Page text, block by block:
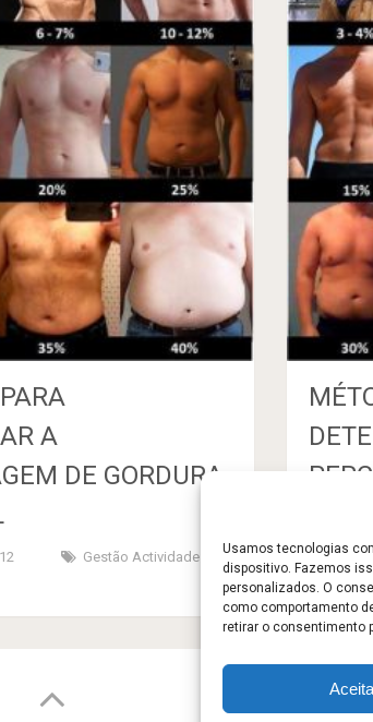
Usamos tecnologias
dispositivo. Fazemos
personalizados. O
como comportamento
retirar o consentimento
A
DE GORDURA
Gestão Actividades